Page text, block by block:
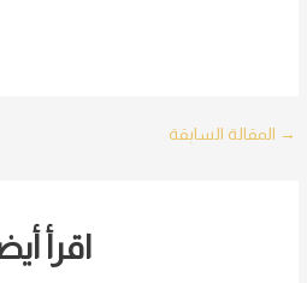
Post
→ المقالة السابقة
اقرأ